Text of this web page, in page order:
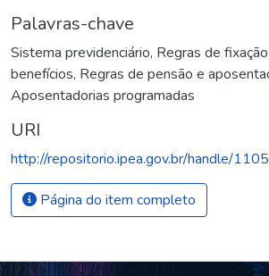
Palavras-chave
Sistema previdenciário, Regras de
benefícios, Regras de pensão e
Aposentadorias programadas
URI
http://repositorio.ipea.gov.br/handle/
Página do item completo